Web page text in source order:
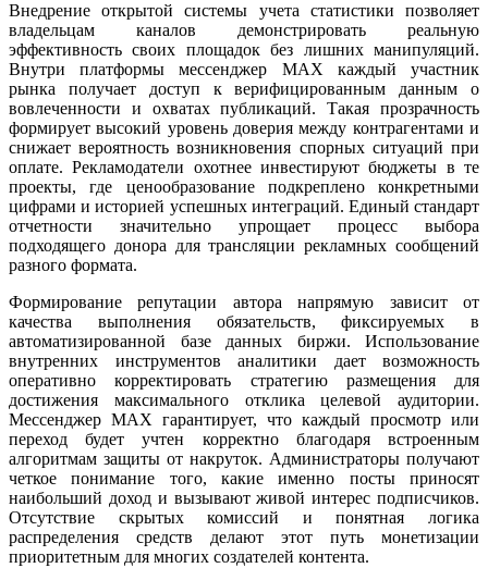
Внедрение открытой системы учета статистики позволяет
владельцам каналов демонстрировать реальную
эффективность своих площадок без лишних манипуляций.
Внутри платформы мессенджер MAX каждый участник
рынка получает доступ к верифицированным данным о
вовлеченности и охватах публикаций. Такая прозрачность
формирует высокий уровень доверия между контрагентами и
снижает вероятность возникновения спорных ситуаций при
оплате. Рекламодатели охотнее инвестируют бюджеты в те
проекты, где ценообразование подкреплено конкретными
цифрами и историей успешных интеграций. Единый стандарт
отчетности значительно упрощает процесс выбора
подходящего донора для трансляции рекламных сообщений
разного формата.
Формирование репутации автора напрямую зависит от
качества выполнения обязательств, фиксируемых в
автоматизированной базе данных биржи. Использование
внутренних инструментов аналитики дает возможность
оперативно корректировать стратегию размещения для
достижения максимального отклика целевой аудитории.
Мессенджер MAX гарантирует, что каждый просмотр или
переход будет учтен корректно благодаря встроенным
алгоритмам защиты от накруток. Администраторы получают
четкое понимание того, какие именно посты приносят
наибольший доход и вызывают живой интерес подписчиков.
Отсутствие скрытых комиссий и понятная логика
распределения средств делают этот путь монетизации
приоритетным для многих создателей контента.